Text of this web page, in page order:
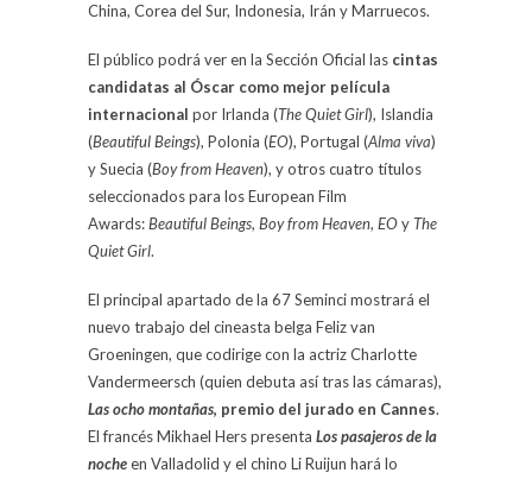
China, Corea del Sur, Indonesia, Irán y Marruecos.
El público podrá ver en la Sección Oficial las cintas
candidatas al Óscar como mejor película
internacional por Irlanda (The Quiet Girl), Islandia
(Beautiful Beings), Polonia (EO), Portugal (Alma viva)
y Suecia (Boy from Heaven), y otros cuatro títulos
seleccionados para los European Film
Awards:Beautiful Beings, Boy from Heaven, EOyThe
Quiet Girl.
El principal apartado de la 67 Seminci mostrará el
nuevo trabajo del cineasta belga Feliz van
Groeningen, que codirige con la actriz Charlotte
Vandermeersch (quien debuta así tras las cámaras),
Las ocho montañas, premio del jurado en Cannes.
El francés Mikhael Hers presenta Los pasajeros de la
nocheen Valladolid y el chino Li Ruijun hará lo